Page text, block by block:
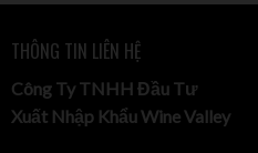
THÔNG TIN LIÊN HỆ
Công Ty TNHH Đầu Tư
Xuất Nhập Khẩu Wine Valley